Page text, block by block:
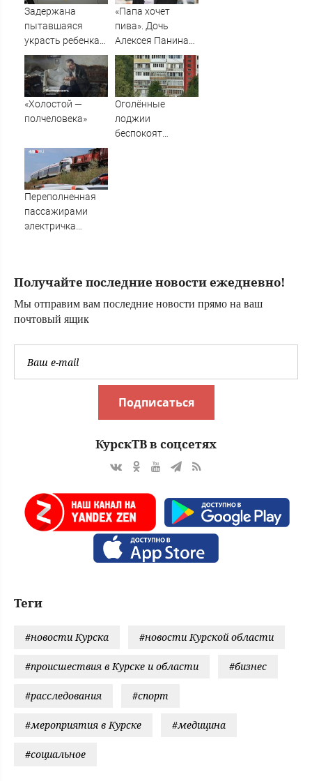
выдворения его
Задержана
пытавшаяся
украсть ребенка
россиянка
«Папа хочет
пива». Дочь
Алексея Панина*
поставила отцу
печальный
диагноз
«Холостой —
полчеловека»
Оголённые
лоджии
беспокоят
Переполненная
пассажирами
электричка
десятки человек
Видео с места ЧП
Получайте последние новости ежедневно!
Мы отправим вам последние новости прямо на ваш
почтовый ящик
Подписаться
КурскТВ в соцсетях
Теги
#новости Курска #новости Курской области
#происшествия в Курске и области #бизнес
#расследования #спорт
#мероприятия в Курске #медицина
#социальное